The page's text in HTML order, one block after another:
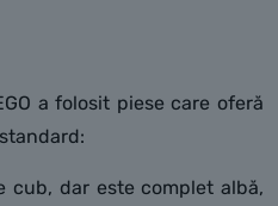
a folosit piese care oferă
cub, dar este complet albă,